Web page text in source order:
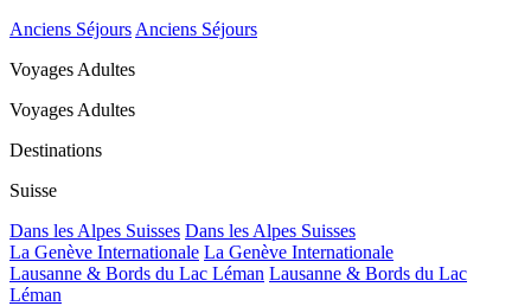
Anciens Séjours Anciens Séjours
Voyages Adultes
Voyages Adultes
Destinations
Suisse
Dans les Alpes Suisses Dans les Alpes Suisses
La Genève Internationale La Genève Internationale
Lausanne & Bords du Lac Léman Lausanne & Bords du Lac
Léman